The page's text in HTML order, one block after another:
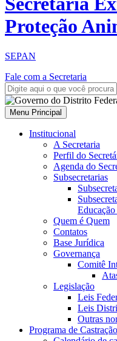
Proteção
SEPAN
Fale com a Secretaria
Menu Principal
Institucional
A Secretaria
Perfil do
Agenda do
Subsecretarias
Quem é Quem
Contatos
Base Jurídica
Governança
Comitê
Legislação
Leis
Leis
Outras
Programa de